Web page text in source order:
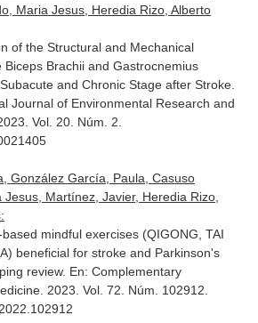
Maria Jesus, Heredia Rizo, Alberto
of the Structural and Mechanical
Biceps Brachii and Gastrocnemius
and Chronic Stage after Stroke.
Journal of Environmental Research and
2023. Vol. 20. Núm. 2.
González García, Paula, Casuso
Jesus, Martínez, Javier, Heredia Rizo,
mindful exercises (QIGONG, TAI
beneficial for stroke and Parkinson's
review. En: Complementary
. 2023. Vol. 72. Núm. 102912.